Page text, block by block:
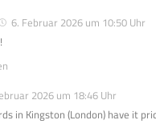
6. Februar 2026 um 10:50 Uhr
2026 um 18:46 Uhr
in Kingston (London) have it